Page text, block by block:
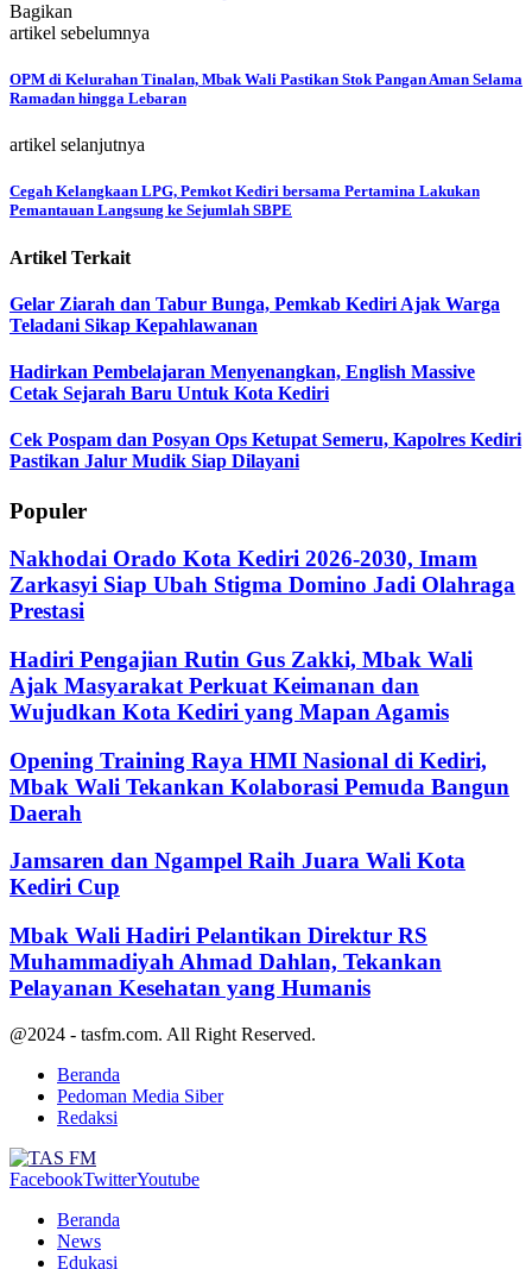
Bagikan
artikel sebelumnya
OPM di Kelurahan Tinalan, Mbak Wali Pastikan Stok Pangan Aman Selama
Ramadan hingga Lebaran
artikel selanjutnya
Cegah Kelangkaan LPG, Pemkot Kediri bersama Pertamina Lakukan
Pemantauan Langsung ke Sejumlah SBPE
Artikel Terkait
Gelar Ziarah dan Tabur Bunga, Pemkab Kediri Ajak Warga
Teladani Sikap Kepahlawanan
Hadirkan Pembelajaran Menyenangkan, English Massive
Cetak Sejarah Baru Untuk Kota Kediri
Cek Pospam dan Posyan Ops Ketupat Semeru, Kapolres Kediri
Pastikan Jalur Mudik Siap Dilayani
Populer
Nakhodai Orado Kota Kediri 2026-2030, Imam
Zarkasyi Siap Ubah Stigma Domino Jadi Olahraga
Prestasi
Hadiri Pengajian Rutin Gus Zakki, Mbak Wali
Ajak Masyarakat Perkuat Keimanan dan
Wujudkan Kota Kediri yang Mapan Agamis
Opening Training Raya HMI Nasional di Kediri,
Mbak Wali Tekankan Kolaborasi Pemuda Bangun
Daerah
Jamsaren dan Ngampel Raih Juara Wali Kota
Kediri Cup
Mbak Wali Hadiri Pelantikan Direktur RS
Muhammadiyah Ahmad Dahlan, Tekankan
Pelayanan Kesehatan yang Humanis
@2024 - tasfm.com. All Right Reserved.
Beranda
Pedoman Media Siber
Redaksi
FacebookTwitterYoutube
Beranda
News
Edukasi